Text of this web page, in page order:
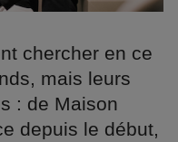
chercher en ce
mais leurs
: de Maison
depuis le début,